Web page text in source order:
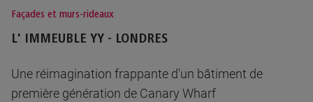
Façades et murs-rideaux
L' IMMEUBLE YY - LONDRES
Une réimagination frappante d'un bâtiment de
première génération de Canary Wharf